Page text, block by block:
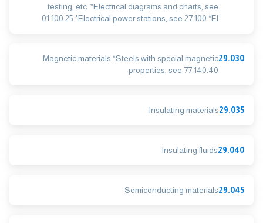
testing, etc. *Electrical diagrams and charts, see
01.100.25 *Electrical power stations, see 27.100 *El
29.030
Magnetic materials *Steels with special magnetic
properties, see 77.140.40
29.035
Insulating materials
29.040
Insulating fluids
29.045
Semiconducting materials